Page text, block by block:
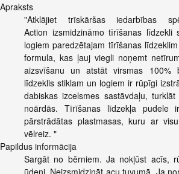
Apraksts
"Atklājiet trīskāršas iedarbības
Action izsmidzināmo tīrīšanas līdzekli
logiem paredzētajam tīrīšanas
formula, kas ļauj viegli noņemt
aizsvīšanu un atstāt virsmas 100%
līdzeklis stiklam un logiem ir rūpīgi
dabiskas izcelsmes sastāvdaļu,
noārdās. Tīrīšanas līdzekļa pudele
pārstrādātas plastmasas, kuru ar
vēlreiz. "
Papildus informācija
Sargāt no bērniem. Ja nokļūst acīs,